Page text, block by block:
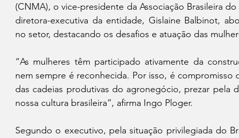
(CNMA), o vice-presidente da Associação Brasileira
diretora-executiva da entidade, Gislaine Balbinot,
no setor, destacando os desafios e atuação das
“As mulheres têm participado ativamente da
nem sempre é reconhecida. Por isso, é
das cadeias produtivas do agronegócio, prezar pela
nossa cultura brasileira”, afirma Ingo Ploger.
Segundo o executivo, pela situação privilegiada do